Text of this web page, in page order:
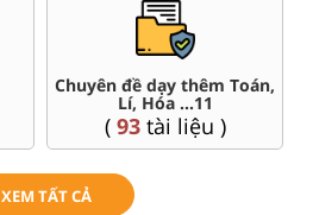
Trắc nghiệm đúng sai 11
(8tài liệu )
XEM TẤT CẢ